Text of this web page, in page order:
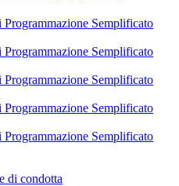
Semplificato
Semplificato
Semplificato
Semplificato
Semplificato
di condotta